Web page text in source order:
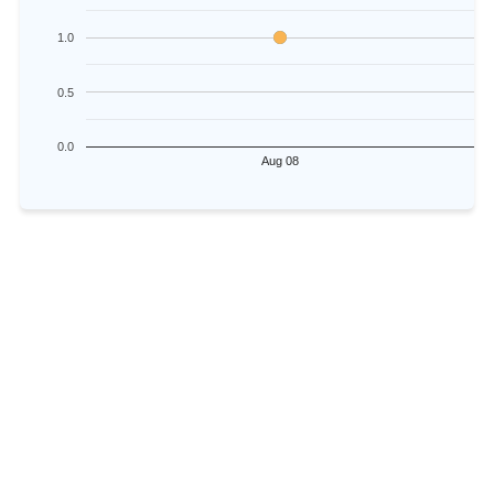
Aug 08
0.0
0.5
1.0